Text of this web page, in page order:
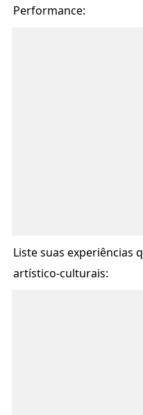
Performance:
Liste suas experiências
artístico-culturais: